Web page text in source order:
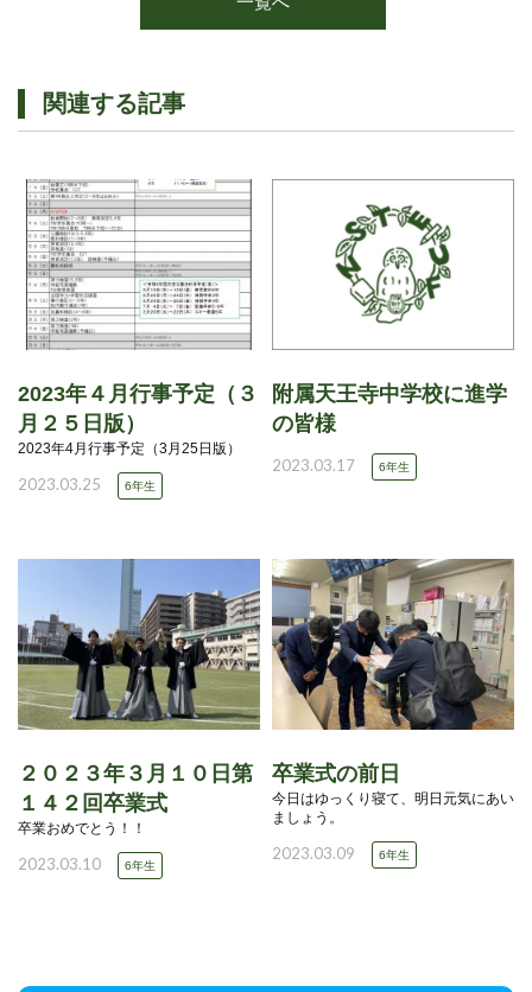
関連する記事
2023年４月行事予定（３
月２５日版）
2023年4月行事予定（3月25日版）
2023.03.25 6年生
附属天王寺中学校に進学
の皆様
2023.03.17 6年生
２０２３年３月１０日第
１４２回卒業式
卒業おめでとう！！
2023.03.10 6年生
卒業式の前日
今日はゆっくり寝て、明日元気にあい
ましょう。
2023.03.09 6年生